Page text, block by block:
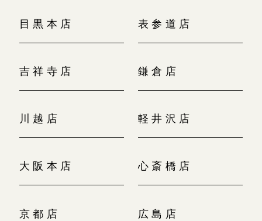
目黒本店 表参道店
吉祥寺店 鎌倉店
川越店 軽井沢店
大阪本店 心斎橋店
京都店 広島店